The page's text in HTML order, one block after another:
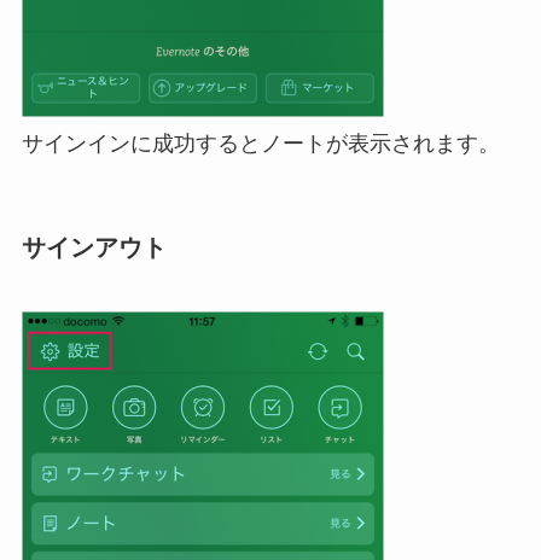
サインインに成功するとノートが表示されます。
サインアウト